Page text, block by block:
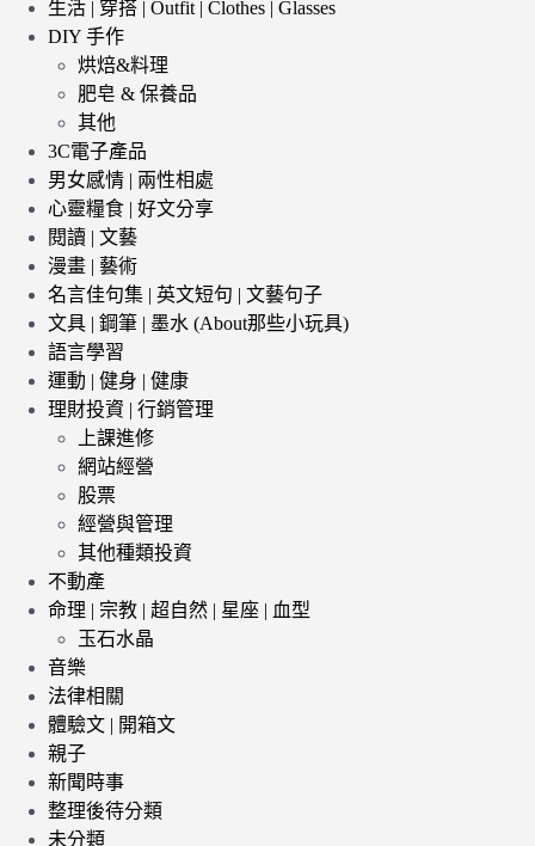
生活 | 穿搭 | Outfit | Clothes | Glasses
DIY 手作
烘焙&料理
肥皂 & 保養品
其他
3C電子產品
男女感情 | 兩性相處
心靈糧食 | 好文分享
閱讀 | 文藝
漫畫 | 藝術
名言佳句集 | 英文短句 | 文藝句子
文具 | 鋼筆 | 墨水 (About那些小玩具)
語言學習
運動 | 健身 | 健康
理財投資 | 行銷管理
上課進修
網站經營
股票
經營與管理
其他種類投資
不動產
命理 | 宗教 | 超自然 | 星座 | 血型
玉石水晶
音樂
法律相關
體驗文 | 開箱文
親子
新聞時事
整理後待分類
未分類